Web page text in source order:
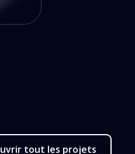
tout les projets